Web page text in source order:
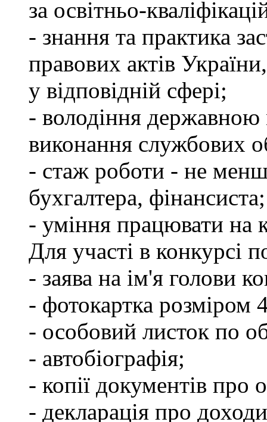
за освітньо-
- знання та практика
правових актів
у відповідній сфері;
- володіння державною
виконання службових
- стаж роботи - не
бухгалтера, фінансиста;
- уміння працювати на
Для участі в конкурсі
- заява на ім'я голови
- фотокартка розміром
- особовий листок по
- автобіографія;
- копії документів про
- декларація про